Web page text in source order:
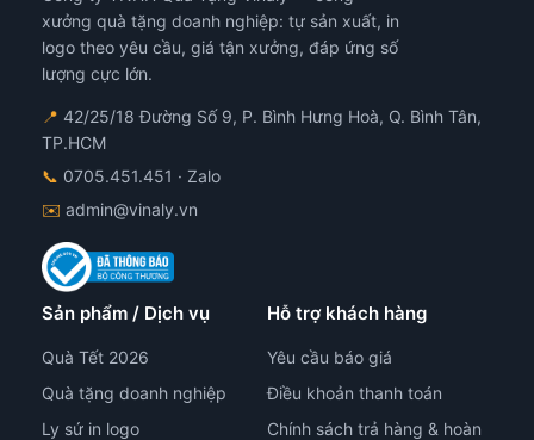
xưởng quà tặng doanh nghiệp: tự sản xuất, in
logo theo yêu cầu, giá tận xưởng, đáp ứng số
lượng cực lớn.
📍 42/25/18 Đường Số 9, P. Bình Hưng Hoà, Q. Bình Tân,
TP.HCM
📞 0705.451.451 · Zalo
✉️ admin@vinaly.vn
Sản phẩm / Dịch vụ
Quà Tết 2026
Quà tặng doanh nghiệp
Ly sứ in logo
Hỗ trợ khách hàng
Yêu cầu báo giá
Điều khoản thanh toán
Chính sách trả hàng & hoàn